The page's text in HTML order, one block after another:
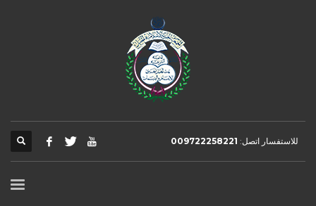
للاستفسار اتصل: 009722258221